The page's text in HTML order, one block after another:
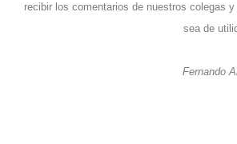
recibir los comentarios de nuestros colegas
sea de
Fernando